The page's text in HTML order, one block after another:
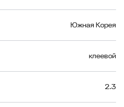
Южная Корея
клеевой
2.3